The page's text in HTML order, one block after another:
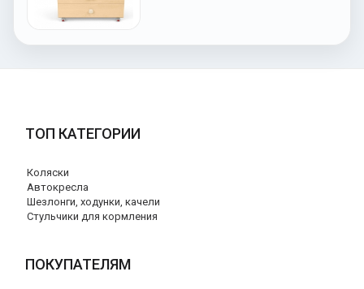
ТОП КАТЕГОРИИ
Коляски
Автокресла
Шезлонги, ходунки, качели
Стульчики для кормления
ПОКУПАТЕЛЯМ